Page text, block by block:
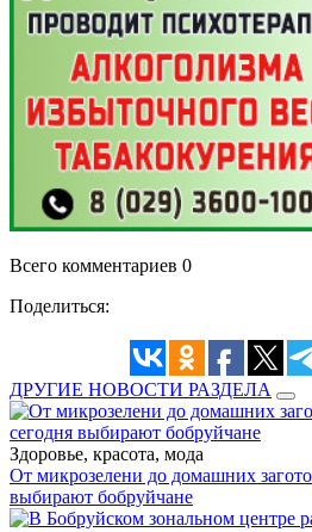
Всего комментариев 0
Поделиться:
ДРУГИЕ НОВОСТИ РАЗДЕЛА
Здоровье, красота, мода
От микрозелени до домашних
выбирают бобруйчане